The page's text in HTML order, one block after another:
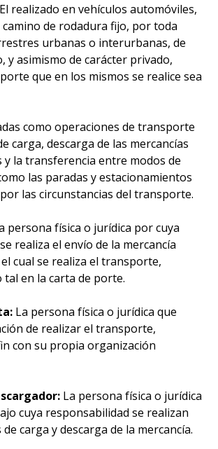
El realizado en vehículos automóviles,
de rodadura fijo, por toda
urbanas o interurbanas, de
y asimismo de carácter privado,
que en los mismos se realice sea
como operaciones de transporte
carga, descarga de las mercancías
y la transferencia entre modos de
las paradas y estacionamientos
las circunstancias del transporte.
persona física o jurídica por cuya
realiza el envío de la mercancía
cual se realiza el transporte,
en la carta de porte.
La persona física o jurídica que
de realizar el transporte,
con su propia organización
La persona física o jurídica
cuya responsabilidad se realizan
carga y descarga de la mercancía.